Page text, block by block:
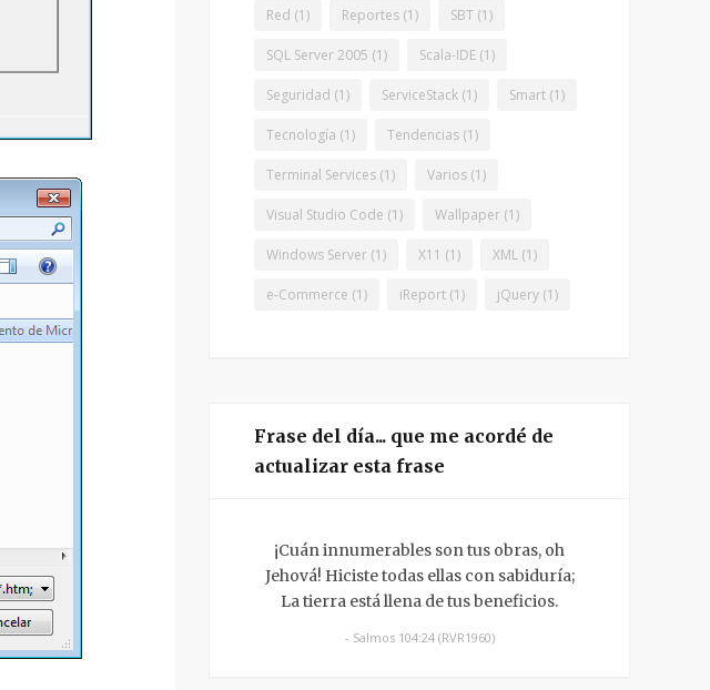
Red (1) Reportes (1) SBT (1)
SQL Server 2005 (1) Scala-IDE (1)
Seguridad (1) ServiceStack (1) Smart (1)
Tecnología (1) Tendencias (1)
Terminal Services (1) Varios (1)
Visual Studio Code (1) Wallpaper (1)
Windows Server (1) X11 (1) XML (1)
e-Commerce (1) iReport (1) jQuery (1)
Frase del día... que me acordé de
actualizar esta frase
¡Cuán innumerables son tus obras, oh
Jehová! Hiciste todas ellas con sabiduría;
La tierra está llena de tus beneficios.
- Salmos 104:24 (RVR1960)